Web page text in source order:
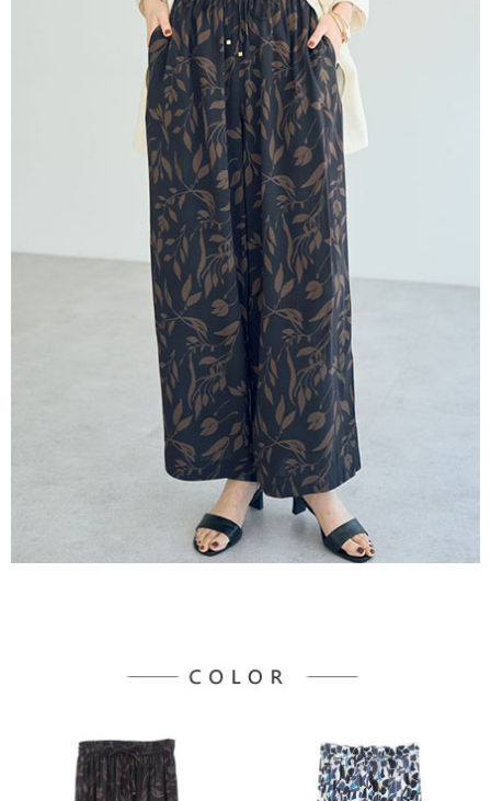
2.透過簡訊連結打開帳單後，可選擇「超商條碼／台灣大直營門市／銀行轉
帳／街口支付／iPASS MONEY」等通路繳費。
1.本服務係由「台灣大哥大股份有限公司」（以下簡稱本公司）所提供，讓
用戶於交易時，得透過本服務購買商品或服務，並由商店將買賣／分期付款
買賣價金債權讓與本公司後，依約使用本公司帳單繳交帳款。
2.基於同意付款使用「大哥付你分期」之契約關係目的，商店將以您的個人
資料（包含姓名、電話或地址）提供予台灣大哥大進項蒐集、處理及利用，
由本公司與您本人進行分期帳單所需資料之確認、核對及更正。
3.完整用戶服務條款，請詳閱以下連結：
https://oppay.tw/userRule
１．於結帳方式選擇「AFTEE先享後付」後，將跳轉至「AFTEE先享後付」
結帳頁面，進行簡訊認證並確認金額後，即可完成結帳。
２．訂單成立數日內，您將收到繳費通知簡訊。
３．收到繳費通知簡訊後14天內，點擊此簡訊中的連結，可透過四大超商／
ATM／網路銀行／等多元方式進行付款，方視為交易完成。
※ 請注意：結帳手續完成當下不需立刻繳費，但若您需要取消訂單，請聯絡
購買商品的店家。未經商家同意取消之訂單仍視為有效，需透過AFTEE先享
※ 交易是否成功請以「AFTEE先享後付 」之結帳頁面顯示為準，若有關於
是否繳費成功／繳費後需取消欲退款等相關疑問，請聯繫「AFTEE先享後付
https://netprotections.freshdesk.com/support/home
１．透過由恩沛科技股份有限公司提供之「AFTEE先享後付」服務完成之交
易，需依本服務之必要範圍內提供個人資料，並將交易相關給付款項請求債
權轉讓予恩沛科技股份有限公司。
２．關於個人資料處理事宜，請瀏覽以下網址：
https://aftee.tw/terms/#terms3
３．未成年的使用者請事先徵得法定代理人或監護人之同意方可使用
「AFTEE先享後付」，若未經同意申辦者引起之損失，本公司不負相關責
４．使用「AFTEE先享後付」時，將依據個別帳號之用戶狀況，依本公司即
時審查核予不同之上限額度；若仍有額度不足之情形，本公司將視審查結果
請求用戶進行身份認證。
５．嚴禁一人註冊多個帳號或使用他人資訊註冊。若發現惡意使用之情形，
恩沛科技股份有限公司將有權停止該用戶之使用額度並採取法律行動。
每筆NT$60，滿NT$388(含以上)免運費
每筆NT$60，滿NT$888(含以上)免運費
每筆NT$60，滿NT$888(含以上)免運費
每筆NT$60，滿NT$888(含以上)免運費
每筆NT$60，滿NT$888(含以上)免運費
每筆NT$90，滿NT$888(含以上)免運費